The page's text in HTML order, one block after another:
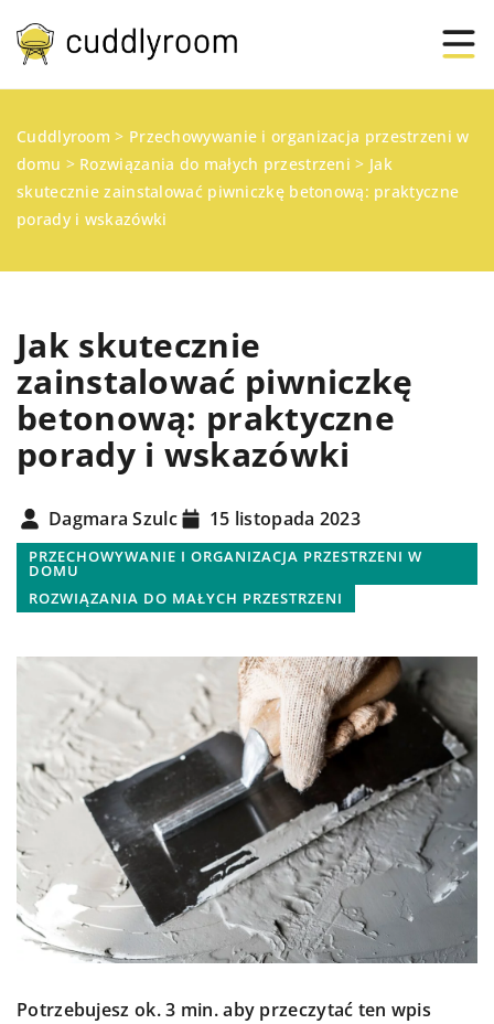
Cuddlyroom > Przechowywanie i organizacja przestrzeni w
domu > Rozwiązania do małych przestrzeni > Jak
skutecznie zainstalować piwniczkę betonową: praktyczne
porady i wskazówki
Jak skutecznie
zainstalować piwniczkę
betonową: praktyczne
porady i wskazówki
Dagmara Szulc 15 listopada 2023
PRZECHOWYWANIE I ORGANIZACJA PRZESTRZENI W
DOMU
ROZWIĄZANIA DO MAŁYCH PRZESTRZENI
Potrzebujesz ok. 3 min. aby przeczytać ten wpis